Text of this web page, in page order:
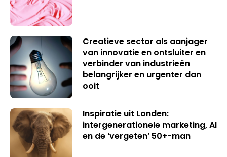
Creatieve sector als aanjager
van innovatie en ontsluiter en
verbinder van industrieën
belangrijker en urgenter dan
ooit
Inspiratie uit Londen:
intergenerationele marketing, AI
en de ‘vergeten’ 50+-man